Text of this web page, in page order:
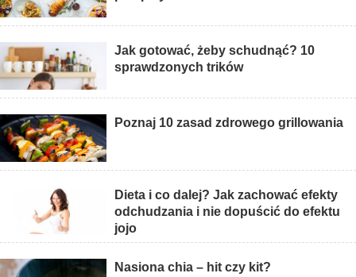
Jak gotować, żeby schudnąć? 10
sprawdzonych trików
Poznaj 10 zasad zdrowego grillowania
Dieta i co dalej? Jak zachować efekty
odchudzania i nie dopuścić do efektu
jojo
Nasiona chia – hit czy kit?